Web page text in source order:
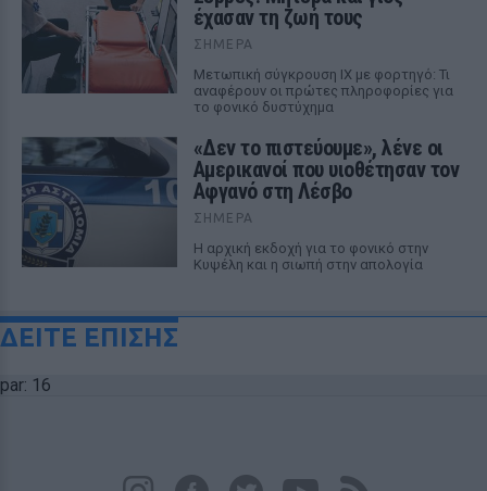
έχασαν τη ζωή τους
ΣΉΜΕΡΑ
Μετωπική σύγκρουση ΙΧ με φορτηγό: Τι
αναφέρουν οι πρώτες πληροφορίες για
το φονικό δυστύχημα
«Δεν το πιστεύουμε», λένε οι
Αμερικανοί που υιοθέτησαν τον
Αφγανό στη Λέσβο
ΣΉΜΕΡΑ
Η αρχική εκδοχή για το φονικό στην
Κυψέλη και η σιωπή στην απολογία
ΔΕΙΤΕ ΕΠΙΣΗΣ
par: 16